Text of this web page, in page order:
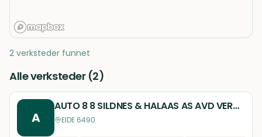
2 verksteder funnet
Alle verksteder (2)
A
AUTO 8 8 SILDNES & HALAAS AS AVD VERKSTED EIDE
EIDE 6490